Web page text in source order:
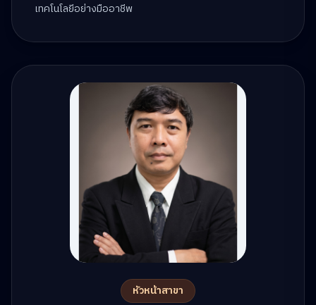
หัวหน้าสาขา
เทคโนโลยีอย่างมืออาชีพ